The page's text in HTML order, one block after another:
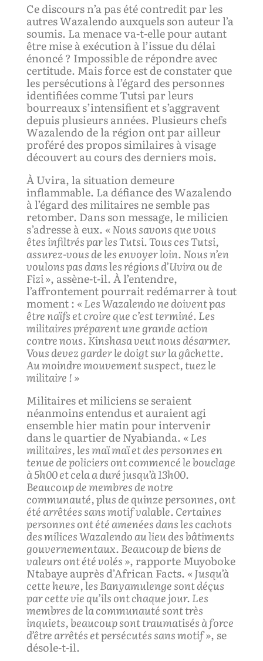
Ce discours n’a pas été contredit par les
autres Wazalendo auxquels son auteur l’a
soumis. La menace va-t-elle pour autant
être mise à exécution à l’issue du délai
énoncé ? Impossible de répondre avec
certitude. Mais force est de constater que
les persécutions à l’égard des personnes
identifiées comme Tutsi par leurs
bourreaux s’intensifient et s’aggravent
depuis plusieurs années. Plusieurs chefs
Wazalendo de la région ont par ailleur
proféré des propos similaires à visage
découvert au cours des derniers mois.
À Uvira, la situation demeure
inflammable. La défiance des Wazalendo
à l’égard des militaires ne semble pas
retomber. Dans son message, le milicien
s’adresse à eux. « Nous savons que vous
êtes infiltrés par lesTutsi. Tous ces Tutsi,
assurez-vous de les envoyerloin. Nous n’en
voulons pas dans les régions d’Uvira ou de
Fizi », assène-t-il. À l’entendre,
l’affrontement pourrait redémarrer à tout
moment : « Les Wazalendo ne doivent pas
être naïfs et croire que c’est terminé. Les
militaires préparent une grande action
contre nous. Kinshasa veut nous désarmer.
Vous devez garder le doigt sur la gâchette.
Au moindre mouvement suspect, tuez le
militaire ! »
Militaires et miliciens se seraient
néanmoins entendus et auraient agi
ensemble hier matin pour intervenir
dans le quartier de Nyabianda. « Les
militaires, les maï maïet des personnes en
tenue de policiersont commencé le bouclage
à 5h00 et cela a duré jusqu’à 13h00.
Beaucoup de membres de notre
communauté, plus de quinze personnes, ont
été arrêtées sans motif valable. Certaines
personnes ont été amenées dans les cachots
des milices Wazalendo au lieu des bâtiments
gouvernementaux. Beaucoup de biens de
valeurs ont été volés », rapporte Muyoboke
Ntabaye auprès d’African Facts. « Jusqu’à
cette heure, les Banyamulenge sont déçus
par cette vie qu’ils ont chaque jour. Les
membres de la communauté sont très
inquiets, beaucoup sont traumatisés à force
d’être arrêtés et persécutés sans motif », se
désole-t-il.